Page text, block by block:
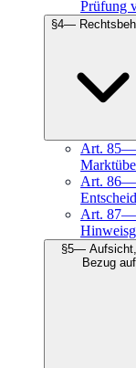
Prüfung
§4—
Art. 85—
Art. 86—
Art. 87—
§5—
Bezug